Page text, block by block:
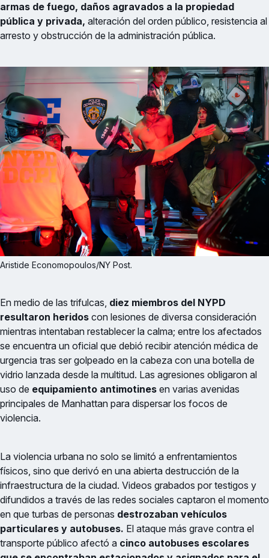
armas de fuego, daños agravados a la propiedad
pública y privada, alteración del orden público, resistencia al
arresto y obstrucción de la administración pública.
Aristide Economopoulos/NY Post.
En medio de las trifulcas, diez miembros del NYPD
resultaron heridos con lesiones de diversa consideración
mientras intentaban restablecer la calma; entre los afectados
se encuentra un oficial que debió recibir atención médica de
urgencia tras ser golpeado en la cabeza con una botella de
vidrio lanzada desde la multitud. Las agresiones obligaron al
uso de equipamiento antimotines en varias avenidas
principales de Manhattan para dispersar los focos de
violencia.
La violencia urbana no solo se limitó a enfrentamientos
físicos, sino que derivó en una abierta destrucción de la
infraestructura de la ciudad. Videos grabados por testigos y
difundidos a través de las redes sociales captaron el momento
en que turbas de personas destrozaban vehículos
particulares y autobuses. El ataque más grave contra el
transporte público afectó a cinco autobuses escolares